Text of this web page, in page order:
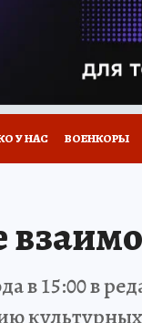
НОВОЕ
У НАС ВОЕНКОРЫ
в 15:00 в